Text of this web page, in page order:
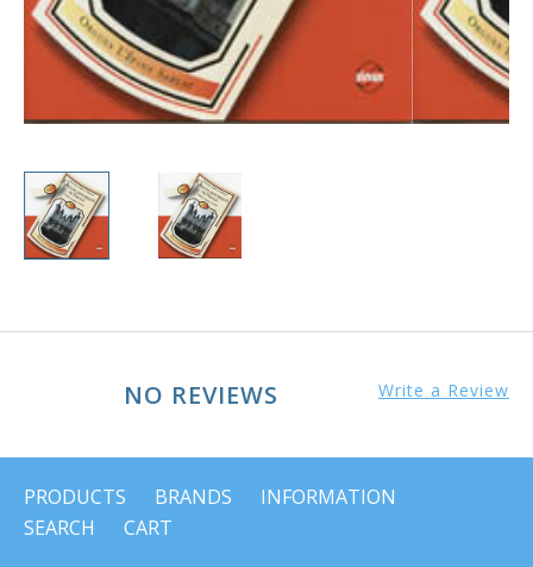
NO REVIEWS Write a Review
PRODUCTS BRANDS
INFORMATION
SEARCH
CART